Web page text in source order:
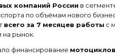
компаний России в
по объёмам нового
всего за 7 месяцев работы с
на рынок.
финансирование мотоциклов